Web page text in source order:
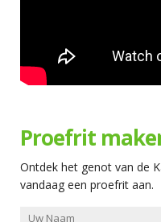
Proefrit
Ontdek het genot van de
vandaag een proefrit aan.